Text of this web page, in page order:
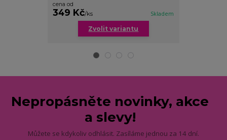
cena od
349 Kč/ks Skladem
Zvolit variantu
Nepropásněte novinky, akce
a slevy!
Můžete se kdykoliv odhlásit. Zasíláme jednou za 14 dní.